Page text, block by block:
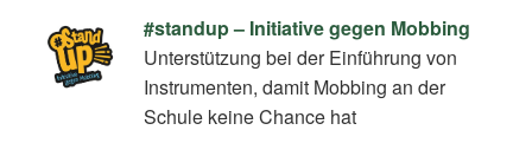
#standup – Initiative gegen Mobbing
Unterstützung bei der Einführung von
Instrumenten, damit Mobbing an der
Schule keine Chance hat